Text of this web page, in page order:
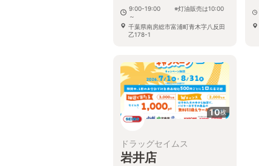
9:00-19:00 ※灯油販売は10:00
～
千葉県南房総市富浦町青木字八反田
乙178-1
10枚
ドラッグセイムス
岩井店